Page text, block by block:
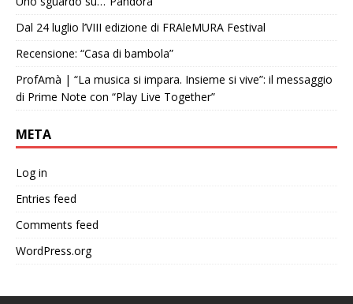
Dal 24 luglio l’VIII edizione di FRAleMURA Festival
Recensione: “Casa di bambola”
ProfAmà | “La musica si impara. Insieme si vive”: il messaggio
di Prime Note con “Play Live Together”
META
Log in
Entries feed
Comments feed
WordPress.org